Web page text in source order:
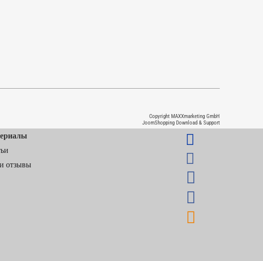
Copyright MAXXmarketing GmbH
JoomShopping Download & Support
отзывы